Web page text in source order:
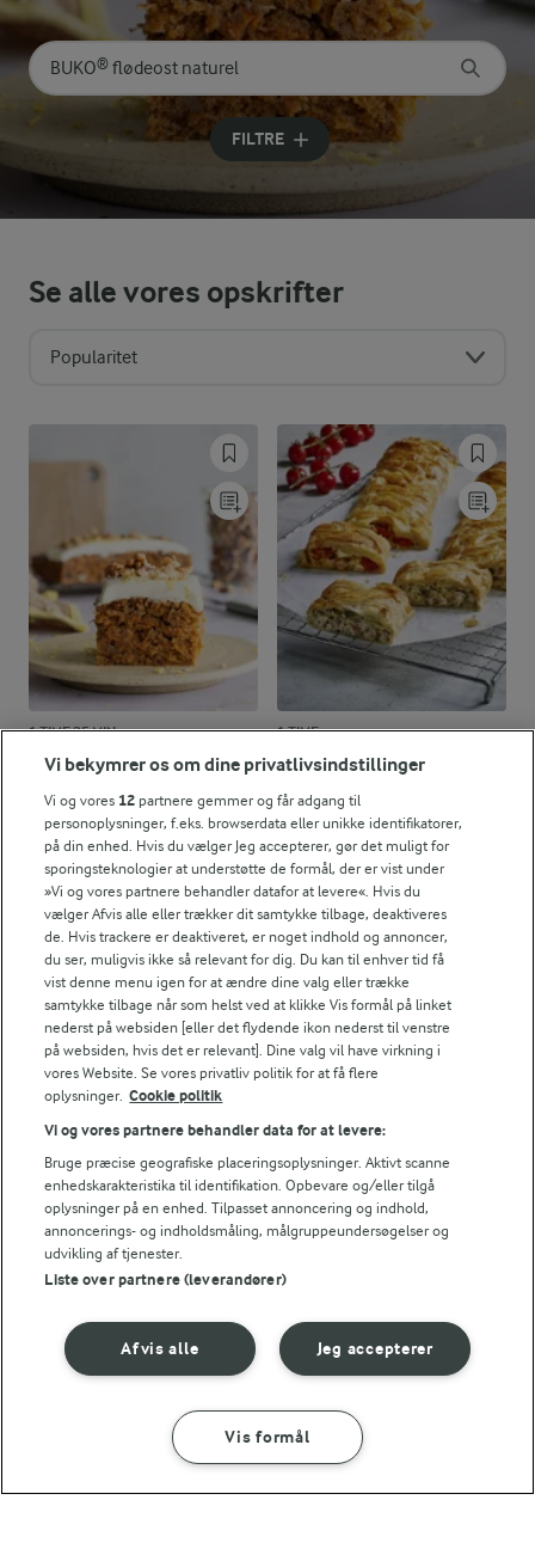
Søg på kategori
Indtast søgeord for at søge
FILTRE
Se alle vores opskrifter
Popularitet
1 TIME 25 MIN
Gulerodskage
(1203)
1 TIME
Skinkestang
1 TIME 15 MIN
Laksetærte
(36)
Vi bekymrer os om dine privatlivsindstillinger
Vi og vores 12 partnere gemmer og får adgang til
personoplysninger, f.eks. browserdata eller unikke identifikatorer,
på din enhed. Hvis du vælger Jeg accepterer, gør det muligt for
sporingsteknologier at understøtte de formål, der er vist under
»Vi og vores partnere behandler datafor at levere«. Hvis du
vælger Afvis alle eller trækker dit samtykke tilbage, deaktiveres
de. Hvis trackere er deaktiveret, er noget indhold og annoncer,
du ser, muligvis ikke så relevant for dig. Du kan til enhver tid få
vist denne menu igen for at ændre dine valg eller trække
samtykke tilbage når som helst ved at klikke Vis formål på linket
nederst på websiden [eller det flydende ikon nederst til venstre
på websiden, hvis det er relevant]. Dine valg vil have virkning i
vores Website. Se vores privatliv politik for at få flere
oplysninger. Cookie politik
Vi og vores partnere behandler data for at levere:
Bruge præcise geografiske placeringsoplysninger. Aktivt scanne
enhedskarakteristika til identifikation. Opbevare og/eller tilgå
oplysninger på en enhed. Tilpasset annoncering og indhold,
annoncerings- og indholdsmåling, målgruppeundersøgelser og
udvikling af tjenester.
Liste over partnere (leverandører)
Jeg accepterer
Afvis alle
Vis formål